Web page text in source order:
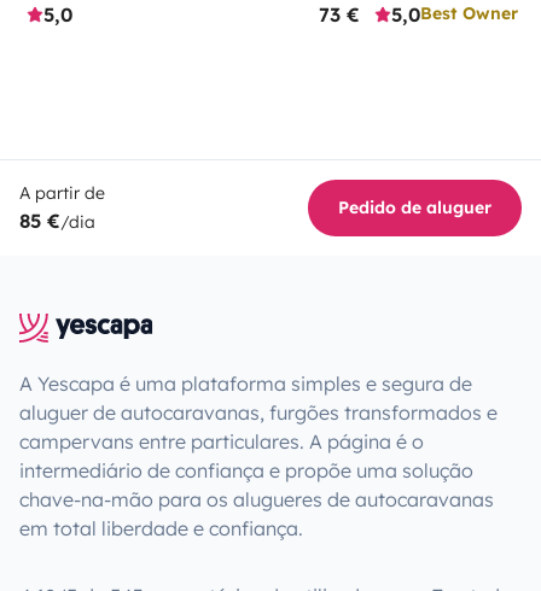
5,0
73 €
5,0Best Owner
A partir de
85 €/dia
Pedido de aluguer
A Yescapa é uma plataforma simples e segura de
aluguer de autocaravanas, furgões transformados e
campervans entre particulares. A página é o
intermediário de confiança e propõe uma solução
chave-na-mão para os alugueres de autocaravanas
em total liberdade e confiança.